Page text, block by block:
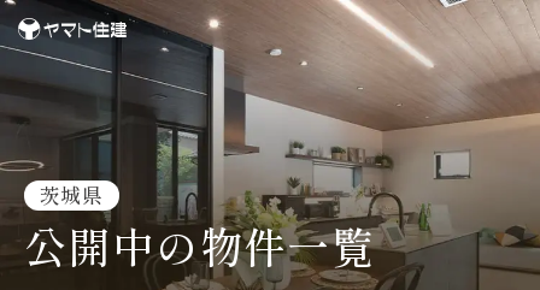
茨城県
公開中の物件一覧